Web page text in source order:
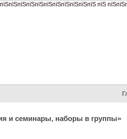
и семинары, наборы в группы»